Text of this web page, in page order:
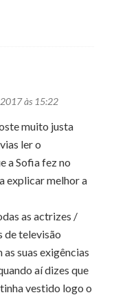
2017 às 15:22
muito justa
ler o
a Sofia fez no
explicar melhor a
as actrizes /
de televisão
as suas exigências
aí dizes que
vestido logo o